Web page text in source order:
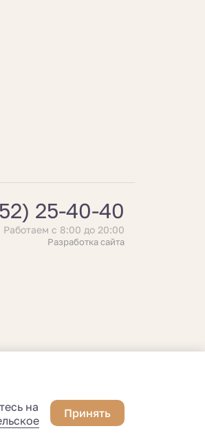
25-40-40
Работаем с 8:00 до 20:00
Разработка сайта
на
Принять